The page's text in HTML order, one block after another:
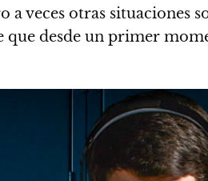
veces otras situaciones
desde un primer